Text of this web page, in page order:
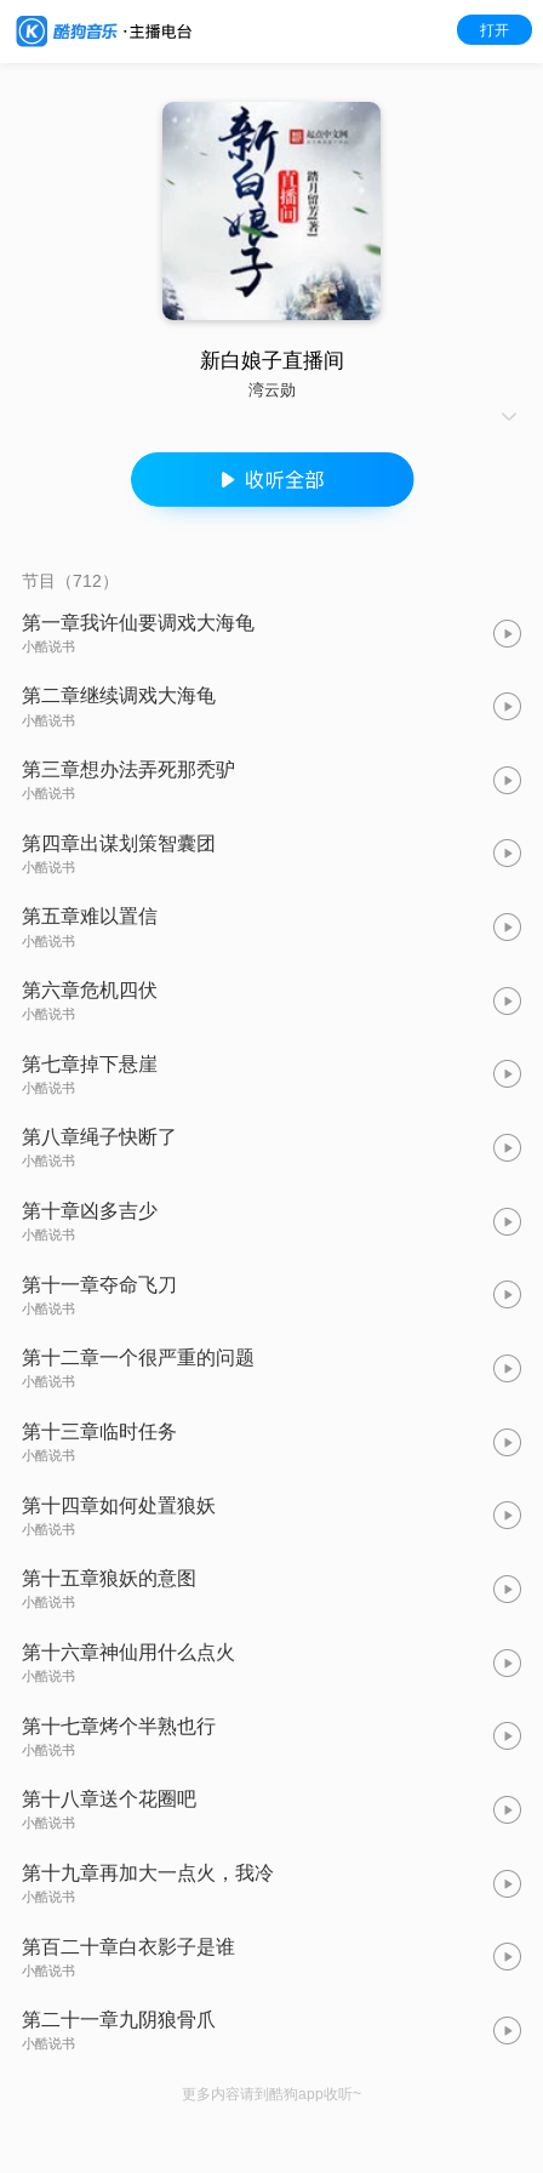
打开
新白娘子直播间
湾云勋
节目（712）
第一章我许仙要调戏大海龟
小酷说书
第二章继续调戏大海龟
小酷说书
第三章想办法弄死那秃驴
小酷说书
第四章出谋划策智囊团
小酷说书
第五章难以置信
小酷说书
第六章危机四伏
小酷说书
第七章掉下悬崖
小酷说书
第八章绳子快断了
小酷说书
第十章凶多吉少
小酷说书
第十一章夺命飞刀
小酷说书
第十二章一个很严重的问题
小酷说书
第十三章临时任务
小酷说书
第十四章如何处置狼妖
小酷说书
第十五章狼妖的意图
小酷说书
第十六章神仙用什么点火
小酷说书
第十七章烤个半熟也行
小酷说书
第十八章送个花圈吧
小酷说书
第十九章再加大一点火，我冷
小酷说书
第百二十章白衣影子是谁
小酷说书
第二十一章九阴狼骨爪
小酷说书
更多内容请到酷狗app收听~